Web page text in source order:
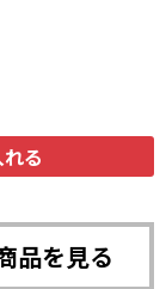
る
品を見る